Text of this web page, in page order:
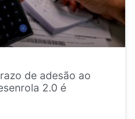
de adesão ao
2.0 é